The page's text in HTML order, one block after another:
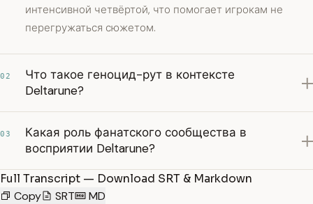
интенсивной четвёртой, что помогает игрокам не
перегружаться сюжетом.
02
Что такое геноцид-рут в контексте
Deltarune?
03
Какая роль фанатского сообщества в
восприятии Deltarune?
Full Transcript — Download SRT & Markdown
Copy
SRT MD